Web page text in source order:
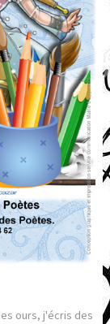
ours, j'écris des